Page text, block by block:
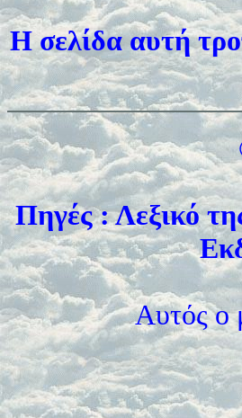
Η σελίδα αυτή
Πηγές : Λεξικό
Αυτός ο